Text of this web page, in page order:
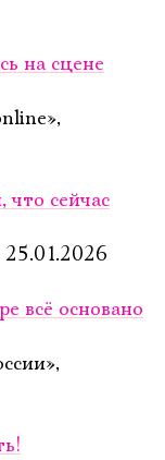
на сцене
что сейчас
25.01.2026
всё основано